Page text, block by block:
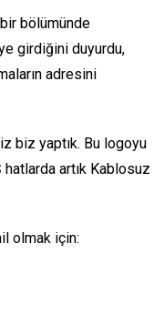
bölümünde
girdiğini duyurdu,
adresini
biz yaptık. Bu logoyu
artık Kablosuz
olmak için: